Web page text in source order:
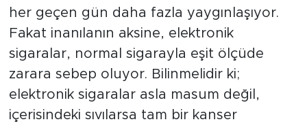
her geçen gün daha fazla yaygınlaşıyor.
Fakat inanılanın aksine, elektronik
sigaralar, normal sigarayla eşit ölçüde
zarara sebep oluyor. Bilinmelidir ki;
elektronik sigaralar asla masum değil,
içerisindeki sıvılarsa tam bir kanser